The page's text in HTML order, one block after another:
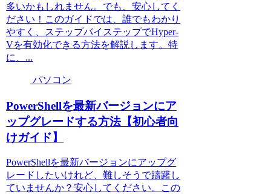
多いかもしれません。でも、安心してく
ださい！このガイドでは、誰でもわかり
やすく、ステップバイステップでHyper-
Vを有効化できる方法を解説します。特
に、...
パソコン
PowerShellを最新バージョンにア
ップグレードする方法【初心者向
けガイド】
PowerShellを最新バージョンにアップグ
レードしたいけれど、難しそうで躊躇し
ていませんか？安心してください。この